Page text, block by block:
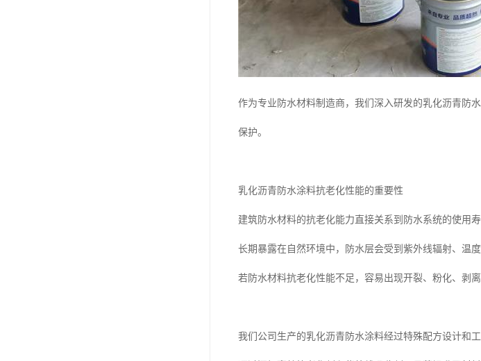
作为专业防水材料制造商，我们深入研发的乳化沥青防
保护。
乳化沥青防水涂料抗老化性能的重要性
建筑防水材料的抗老化能力直接关系到防水系统的使用寿
长期暴露在自然环境中，防水层会受到紫外线辐射、温
若防水材料抗老化性能不足，容易出现开裂、粉化、剥
我们公司生产的乳化沥青防水涂料经过特殊配方设计和